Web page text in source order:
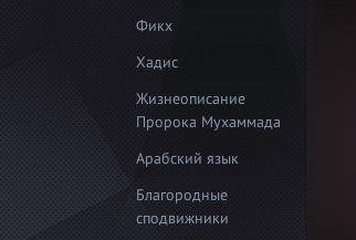
Фикх
Хадис
Жизнеописание
Пророка Мухаммада
Арабский язык
Благородные
сподвижники